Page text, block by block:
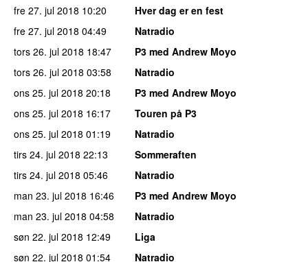
fre 27. jul 2018 10:20
Hver dag er en fest
fre 27. jul 2018 04:49
Natradio
tors 26. jul 2018 18:47
P3 med Andrew Moyo
tors 26. jul 2018 03:58
Natradio
ons 25. jul 2018 20:18
P3 med Andrew Moyo
ons 25. jul 2018 16:17
Touren på P3
ons 25. jul 2018 01:19
Natradio
tirs 24. jul 2018 22:13
Sommeraften
tirs 24. jul 2018 05:46
Natradio
man 23. jul 2018 16:46
P3 med Andrew Moyo
man 23. jul 2018 04:58
Natradio
søn 22. jul 2018 12:49
Liga
søn 22. jul 2018 01:54
Natradio